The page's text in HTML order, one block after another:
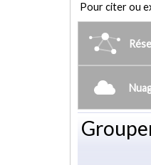
Pour citer ou